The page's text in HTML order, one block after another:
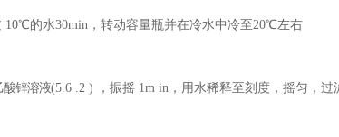
10℃的水30min，转动容量瓶并在冷水中冷至20℃左右
酸锌溶液(5.6 .2 ) ，振摇 1m in，用水稀释至刻度，摇匀，